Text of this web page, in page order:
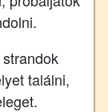
találni,